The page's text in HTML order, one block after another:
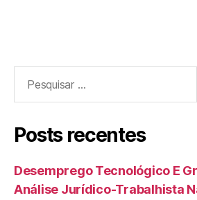
Posts recentes
Desemprego Tecnológico E
Análise Jurídico-Trabalhista